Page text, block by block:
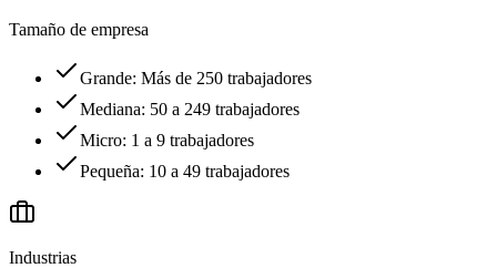
Tamaño de empresa
Grande: Más de 250 trabajadores
Mediana: 50 a 249 trabajadores
Micro: 1 a 9 trabajadores
Pequeña: 10 a 49 trabajadores
Industrias